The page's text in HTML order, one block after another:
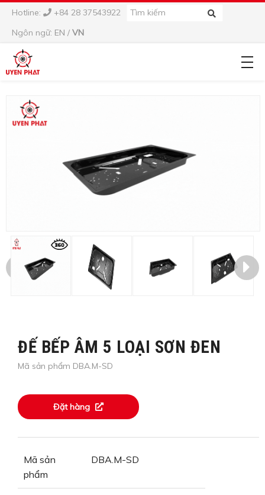
Hotline:
+84 28 37543922
Ngôn ngữ: EN / VN
ĐẾ BẾP ÂM 5 LOẠI SƠN ĐEN
Mã sản phẩm DBA.M-SD
Đặt hàng
Mã sản
phẩm
DBA.M-SD